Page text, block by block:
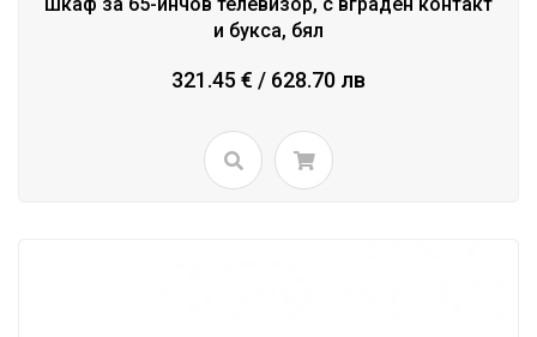
и букса, бял
321.45 € / 628.70 лв